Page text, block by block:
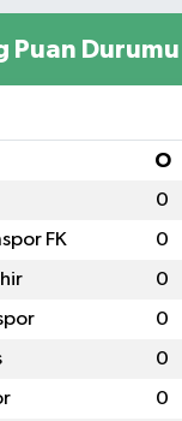
Puan Durumu
O
0
FK 0
0
0
0
0